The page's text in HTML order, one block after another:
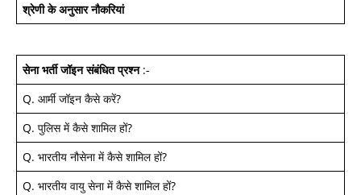
श्रेणी के अनुसार नौकरियां
सेना भर्ती जॉइन संबंधित प्रश्न:-
Q. आर्मी जॉइन कैसे करें?
Q. पुलिस में कैसे शामिल हों?
Q. भारतीय नौसेना में कैसे शामिल हों?
Q. भारतीय वायु सेना में कैसे शामिल हों?